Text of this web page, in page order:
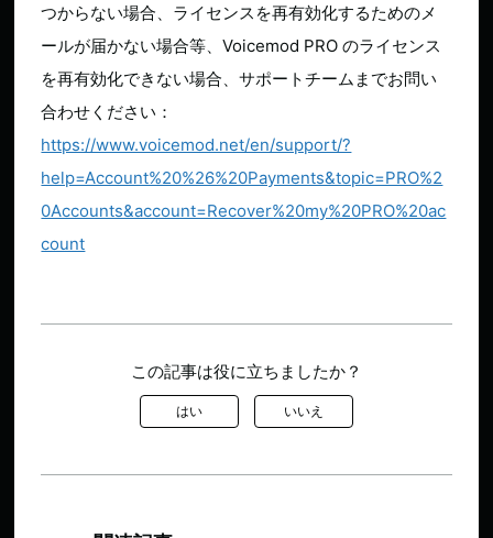
つからない場合、ライセンスを再有効化するためのメ
ールが届かない場合等、Voicemod PRO のライセンス
を再有効化できない場合、サポートチームまでお問い
合わせください：
https://www.voicemod.net/en/support/?
help=Account%20%26%20Payments&topic=PRO%2
0Accounts&account=Recover%20my%20PRO%20ac
count
この記事は役に立ちましたか？
はい いいえ